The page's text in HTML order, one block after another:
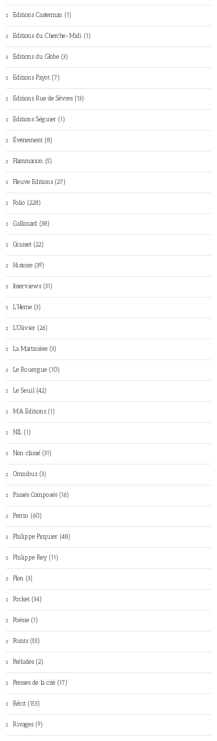
Editions Casterman (1)
Editions du Cherche-Midi (1)
Editions du Globe (3)
Editions Payot (7)
Editions Rue de Sèvres (13)
Editions Séguier (1)
Événement (8)
Flammarion (5)
Fleuve Editions (27)
Folio (228)
Gallimard (38)
Grasset (22)
Histoire (39)
Interviews (31)
L'Herne (3)
L'Olivier (26)
La Martinière (3)
Le Rouergue (10)
Le Seuil (42)
MA Editions (1)
NIL (1)
Non classé (31)
Omnibus (3)
Passés Composés (16)
Perrin (60)
Philippe Picquier (48)
Philippe Rey (11)
Plon (3)
Pocket (34)
Poésie (1)
Points (55)
Préludes (2)
Presses de la cité (17)
Récit (153)
Rivages (9)